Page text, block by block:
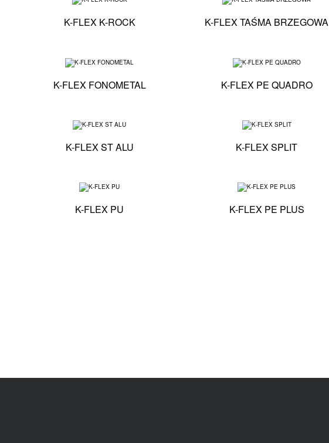
Specyfikacja techniczna - K-FLEX AL CLAD SYSTEM
K-FLEX K-ROCK
Specyfikacja techniczna - K-FLEX K-ROCK
K-FLEX TAŚMA BRZEGOWA
Specyfikacja techniczna - K-FLEX COLOR SYSTEM
K-FLEX FONOMETAL
Specyfikacja techniczna - K-FLEX FONOMETAL
K-FLEX PE QUADRO
Specyfikacja techniczna - K-FLEX PE RECTANGULAR
K-FLEX ST ALU
Specyfikacja techniczna - K-FLEX ST ALU
K-FLEX SPLIT
Specyfikacja techniczna - K-FLEX SPLIT TWIN
K-FLEX PU
Specyfikacja techniczna - K-FLEX PU
K-FLEX PE PLUS